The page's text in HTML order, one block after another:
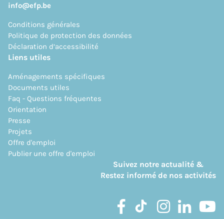
info@efp.be
Conditions générales
Politique de protection des données
Déclaration d’accessibilité
Liens utiles
Aménagements spécifiques
Documents utiles
Faq - Questions fréquentes
Orientation
Presse
Projets
Offre d'emploi
Publier une offre d'emploi
Suivez notre actualité &
Restez informé de nos activités